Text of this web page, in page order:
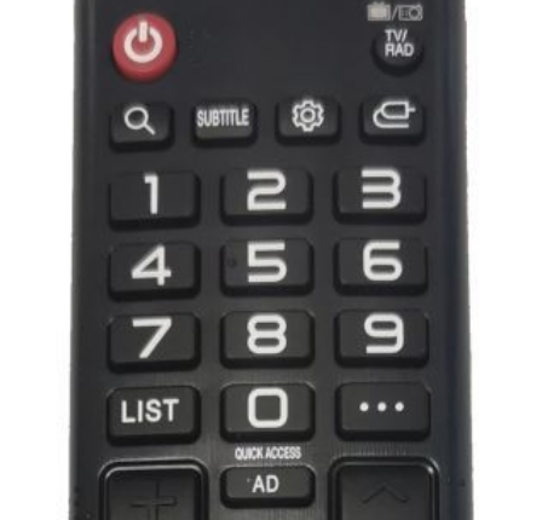
forbrugerelektronik
hvidevarer